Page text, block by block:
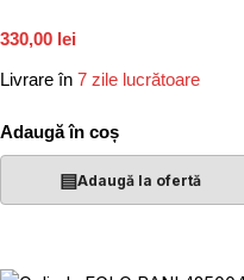
330,00 lei
Livrare în 7 zile lucrătoare
Adaugă în coș
▤Adaugă la ofertă